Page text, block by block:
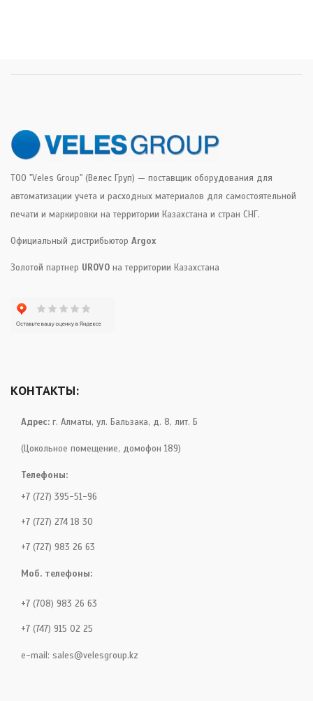
ТОО "Veles Group" (Велес Груп) — поставщик оборудования для
автоматизации учета и расходных материалов для самостоятельной
печати и маркировки на территории Казахстана и стран СНГ.
Официальный дистрибьютор Argox
Золотой партнер UROVO на территории Казахстана
КОНТАКТЫ:
Адрес: г. Алматы, ул. Бальзака, д. 8, лит. Б
(Цокольное помещение, домофон 189)
Телефоны:
+7 (727) 395-51-96
+7 (727) 274 18 30
+7 (727) 983 26 63
Моб. телефоны:
+7 (708) 983 26 63
+7 (747) 915 02 25
e-mail: sales@velesgroup.kz